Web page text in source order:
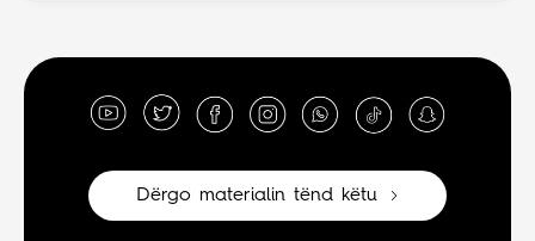
Dërgo materialin tënd këtu